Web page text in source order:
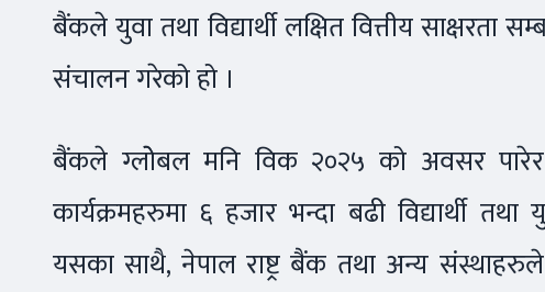
बैंकले युवा तथा विद्यार्थी लक्षित वित्तीय साक्षरता
संचालन गरेको हो ।
बैंकले ग्लोेबल मनि विक २०२५ को अवसर पारेर
कार्यक्रमहरुमा ६ हजार भन्दा बढी विद्यार्थी
यसका साथै, नेपाल राष्ट्र बैंक तथा अन्य